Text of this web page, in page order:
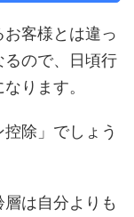
客様とは違っ
ので、日頃行
ります。
除」でしょう
は自分よりも